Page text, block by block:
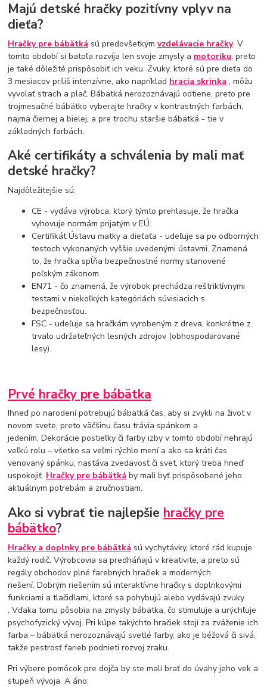
Majú detské hračky pozitívny vplyv na
dieťa?
Hračky pre bábätká sú predovšetkýmvzdelávacie hračky. V
tomto období si batoľa rozvíja len svoje zmysly a motoriku, preto
je také dôležité prispôsobiť ich veku. Zvuky, ktoré sú pre dieťa do
3 mesiacov príliš intenzívne, ako napríklad hracia skrinka , môžu
vyvolať strach a plač. Bábätká nerozoznávajú odtiene, preto pre
trojmesačné bábätko vyberajte hračky v kontrastných farbách,
najmä čiernej a bielej, a pre trochu staršie bábätká - tie v
základných farbách.
Aké certifikáty a schválenia by mali mať
detské hračky?
Najdôležitejšie sú:
CE - vydáva výrobca, ktorý týmto prehlasuje, že hračka
vyhovuje normám prijatým v EÚ.
Certifikát Ústavu matky a dieťaťa - udeľuje sa po odborných
testoch vykonaných vyššie uvedenými ústavmi. Znamená
to, že hračka spĺňa bezpečnostné normy stanovené
poľským zákonom.
EN71 - čo znamená, že výrobok prechádza reštriktívnymi
testami v niekoľkých kategóriách súvisiacich s
bezpečnosťou.
FSC - udeľuje sa hračkám vyrobeným z dreva, konkrétne z
trvalo udržateľných lesných zdrojov (obhospodarované
lesy).
Prvé hračky pre bábätka
Ihneď po narodení potrebujú bábätká čas, aby si zvykli na život v
novom svete, preto väčšinu času trávia spánkom a
jedením. Dekorácie postieľky či farby izby v tomto období nehrajú
veľkú rolu – všetko sa veľmi rýchlo mení a ako sa kráti čas
venovaný spánku, nastáva zvedavosť či svet, ktorý treba hneď
uspokojiť. Hračky pre bábätká by mali byť prispôsobené jeho
aktuálnym potrebám a zručnostiam.
Ako si vybrať tie najlepšie hračky pre
bábätko?
Hračky a doplnky pre bábätká sú vychytávky, ktoré rád kupuje
každý rodič. Výrobcovia sa predháňajú v kreativite, a preto sú
regály obchodov plné farebných hračiek a moderných
riešení. Dobrým riešením sú interaktívne hračky s doplnkovými
funkciami a tlačidlami, ktoré sa pohybujú alebo vydávajú zvuky
. Vďaka tomu pôsobia na zmysly bábätka, čo stimuluje a urýchľuje
psychofyzický vývoj. Pri kúpe takýchto hračiek stojí za zváženie ich
farba – bábätká nerozoznávajú svetlé farby, ako je béžová či sivá,
takže pestrosť farieb podnieti rozvoj zraku.
Pri výbere pomôcok pre dojča by ste mali brať do úvahy jeho vek a
stupeň vývoja. A áno: